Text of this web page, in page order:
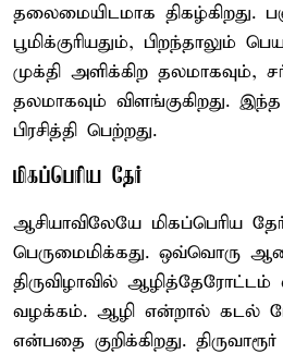
தலைமையிடமாக திகழ்கிறது.
பூமிக்குரியதும், பிறந்தாலும்
முக்தி அளிக்கிற தலமாகவும்,
தலமாகவும் விளங்குகிறது.
பிரசித்தி பெற்றது.
மிகப்பெரிய தேர்
ஆசியாவிலேயே மிகப்பெரிய
பெருமைமிக்கது. ஒவ்வொரு
திருவிழாவில் ஆழித்தேரோட்டம்
வழக்கம். ஆழி என்றால் கடல்
என்பதை குறிக்கிறது.